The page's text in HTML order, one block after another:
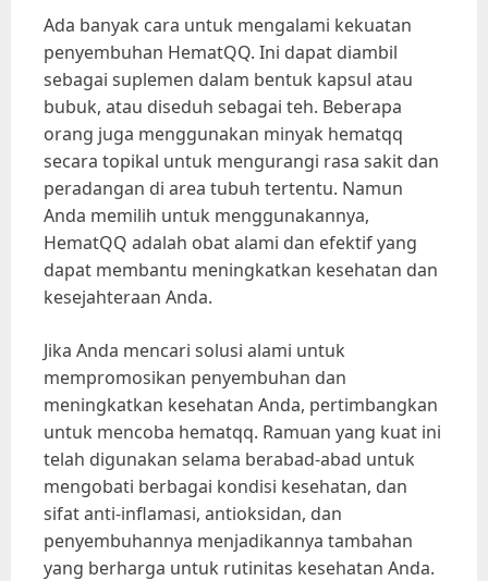
Ada banyak cara untuk mengalami kekuatan
penyembuhan HematQQ. Ini dapat diambil
sebagai suplemen dalam bentuk kapsul atau
bubuk, atau diseduh sebagai teh. Beberapa
orang juga menggunakan minyak hematqq
secara topikal untuk mengurangi rasa sakit dan
peradangan di area tubuh tertentu. Namun
Anda memilih untuk menggunakannya,
HematQQ adalah obat alami dan efektif yang
dapat membantu meningkatkan kesehatan dan
kesejahteraan Anda.
Jika Anda mencari solusi alami untuk
mempromosikan penyembuhan dan
meningkatkan kesehatan Anda, pertimbangkan
untuk mencoba hematqq. Ramuan yang kuat ini
telah digunakan selama berabad-abad untuk
mengobati berbagai kondisi kesehatan, dan
sifat anti-inflamasi, antioksidan, dan
penyembuhannya menjadikannya tambahan
yang berharga untuk rutinitas kesehatan Anda.